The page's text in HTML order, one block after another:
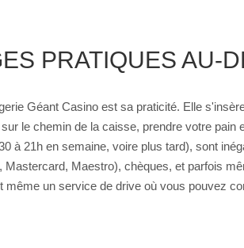
PRATIQUES AU-
Géant Casino est sa praticité. Elle
le chemin de la caisse, prendre votre
à 21h en semaine, voire plus tard), sont
Maestro), chèques, et parfois
même un service de drive où vous pouvez